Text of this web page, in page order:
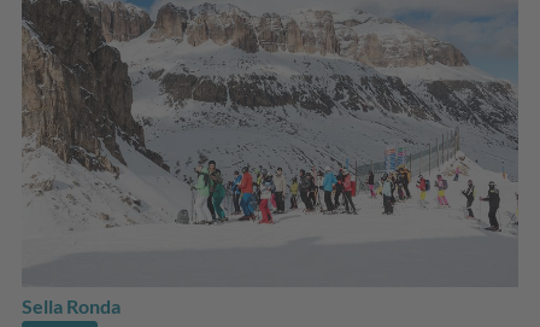
Sella Ronda